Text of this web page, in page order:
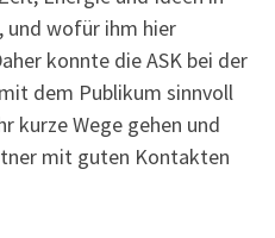
und wofür ihm hier
konnte die ASK bei der
dem Publikum sinnvoll
kurze Wege gehen und
mit guten Kontakten